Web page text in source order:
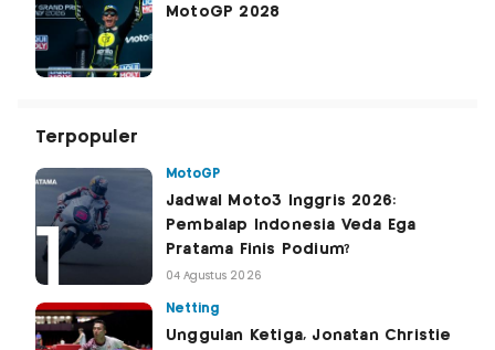
MotoGP 2028
Terpopuler
MotoGP
Jadwal Moto3 Inggris 2026:
Pembalap Indonesia Veda Ega
Pratama Finis Podium?
04 Agustus 2026
Netting
Unggulan Ketiga, Jonatan Christie